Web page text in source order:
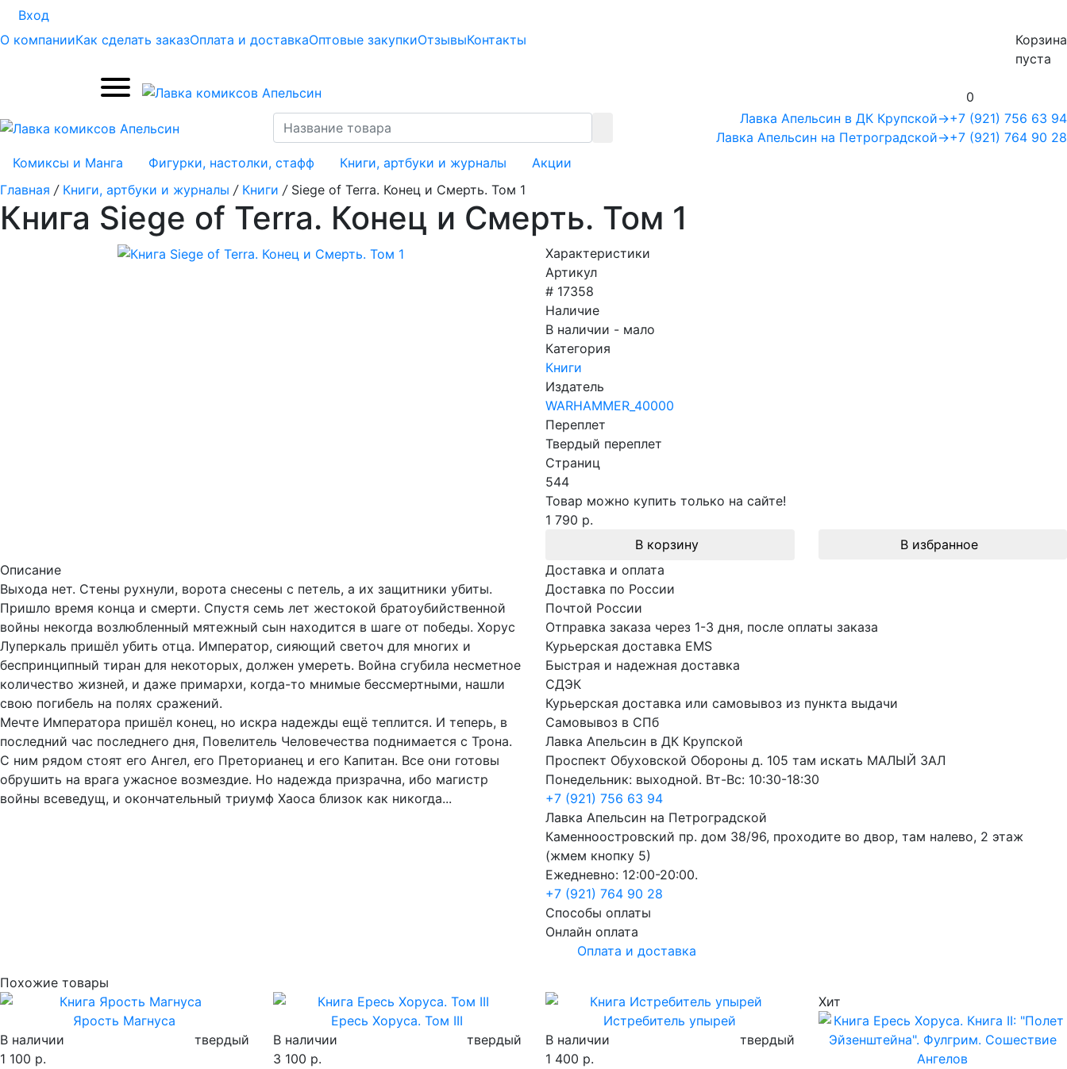
Вход
О компанииКак сделать заказОплата и доставкаОптовые закупкиОтзывыКонтакты
Корзина
пуста
0
+7 (921) 756 63 94
+7 (921) 764 90 28
Лавка Апельсин в ДК Крупской→
Лавка Апельсин на Петроградской→
Комиксы и Манга
Фигурки, настолки, стафф Книги, артбуки и журналы
Акции
Главная / Книги, артбуки и журналы / Книги / Siege of Terra. Конец и Смерть. Том 1
Книга Siege of Terra. Конец и Смерть. Том 1
Характеристики
Артикул
# 17358
Наличие
В наличии - мало
Категория
Книги
Издатель
WARHAMMER_40000
Переплет
Твердый переплет
Страниц
544
Товар можно купить только на сайте!
1 790 р.
В корзину
В избранное
Описание
Выхода нет. Стены рухнули, ворота снесены с петель, а их защитники убиты.
Пришло время конца и смерти. Спустя семь лет жестокой братоубийственной
войны некогда возлюбленный мятежный сын находится в шаге от победы. Хорус
Луперкаль пришёл убить отца. Император, сияющий светоч для многих и
беспринципный тиран для некоторых, должен умереть. Война сгубила несметное
количество жизней, и даже примархи, когда-то мнимые бессмертными, нашли
свою погибель на полях сражений.
Мечте Императора пришёл конец, но искра надежды ещё теплится. И теперь, в
последний час последнего дня, Повелитель Человечества поднимается с Трона.
С ним рядом стоят его Ангел, его Преторианец и его Капитан. Все они готовы
обрушить на врага ужасное возмездие. Но надежда призрачна, ибо магистр
войны всеведущ, и окончательный триумф Хаоса близок как никогда...
Доставка и оплата
Доставка по России
Почтой России
Отправка заказа через 1-3 дня, после оплаты заказа
Курьерская доставка EMS
Быстрая и надежная доставка
СДЭК
Курьерская доставка или самовывоз из пункта выдачи
Самовывоз в СПб
Лавка Апельсин в ДК Крупской
Проспект Обуховской Обороны д. 105 там искать МАЛЫЙ ЗАЛ
Понедельник: выходной. Вт-Вс: 10:30-18:30
+7 (921) 756 63 94
Лавка Апельсин на Петроградской
Каменноостровский пр. дом 38/96, проходите во двор, там налево, 2 этаж
(жмем кнопку 5)
Ежедневно: 12:00-20:00.
+7 (921) 764 90 28
Способы оплаты
Онлайн оплата
Оплата и доставка
Похожие товары
Ярость Магнуса
В наличии
твердый
1 100 р.
Ересь Хоруса. Том III
В наличии
твердый
3 100 р.
Истребитель упырей
В наличии
твердый
1 400 р.
Хит